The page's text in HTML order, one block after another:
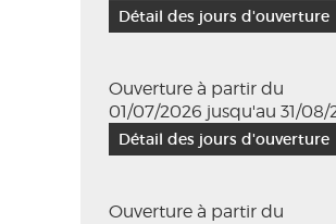
Ouverture à partir du
01/07/2026 jusqu'au 31/08/
Ouverture à partir du